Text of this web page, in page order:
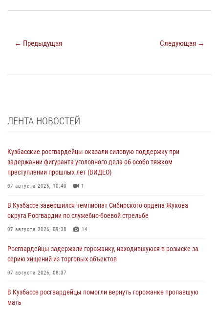
← Предыдущая Следующая →
ЛЕНТА НОВОСТЕЙ
Кузбасские росгвардейцы оказали силовую поддержку при
задержании фигуранта уголовного дела об особо тяжком
преступлении прошлых лет (ВИДЕО)
07 августа 2026, 10:40 1
В Кузбассе завершился чемпионат Сибирского ордена Жукова
округа Росгвардии по служебно-боевой стрельбе
07 августа 2026, 09:38 14
Росгвардейцы задержали горожанку, находившуюся в розыске за
серию хищений из торговых объектов
07 августа 2026, 08:37
В Кузбассе росгвардейцы помогли вернуть горожанке пропавшую
мать